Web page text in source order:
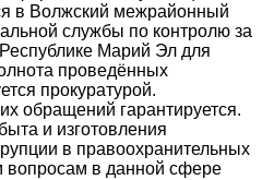
в Волжский межрайонный
службы по контролю за
Марий Эл для
проведённых
прокуратурой.
обращений гарантируется.
и изготовления
в правоохранительных
вопросам в данной сфере